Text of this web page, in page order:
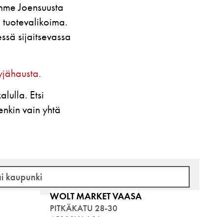
Joensuusta
sijaitsevassa
Etsi
vain yhtä
WOLT MARKET VAASA
PITKÄKATU 28-30